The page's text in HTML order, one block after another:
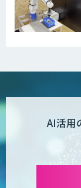
AI活用